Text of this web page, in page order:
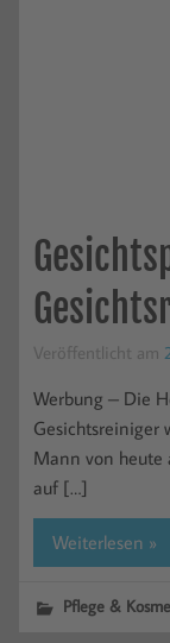
Veröffentlicht am
Werbung – Die
Gesichtsreiniger
Mann von heute
auf […]
Weiterlesen »
Pflege &